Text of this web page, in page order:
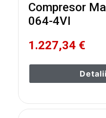
Compresor
064-4VI
1.227,34 €